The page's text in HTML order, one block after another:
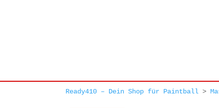
Ready410 – Dein Shop für Paintball >